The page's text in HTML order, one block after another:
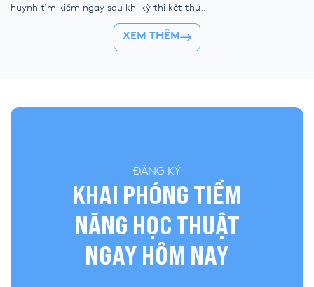
huynh tìm kiếm ngay sau khi kỳ thi kết thúc.
Để giúp thí sinh nhanh chóng đối chiếu kết
quả và đánh giá bài làm của mình, YOLA cập
nhật đề thi chính thức, đáp án tham […]
XEM THÊM
ĐĂNG KÝ
KHAI PHÓNG TIỀM
NĂNG HỌC THUẬT
NGAY HÔM NAY